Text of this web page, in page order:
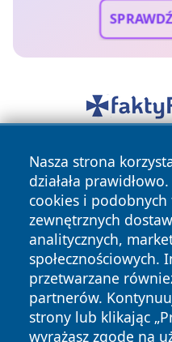
Nasza strona
działała
cookies i
zewnętrznych
analitycznych,
społecznościowych.
przetwarzane
partnerów.
strony lub klikając
wyrażasz zgodę na
Copyright © 2026
zastrzeżone.
News Autorzy